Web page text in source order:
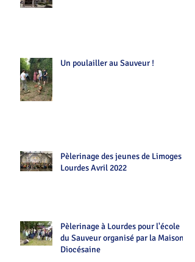
Un poulailler au Sauveur !
Pèlerinage des jeunes de Limoges
Lourdes Avril 2022
Pèlerinage à Lourdes pour l'école
du Sauveur organisé par la Maison
Diocésaine